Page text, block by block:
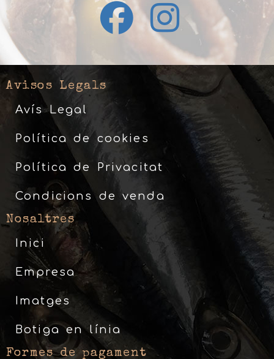
Avisos Legals
Avís Legal
Política de cookies
Política de Privacitat
Condicions de venda
Nosaltres
Inici
Empresa
Imatges
Botiga en línia
Formes de pagament